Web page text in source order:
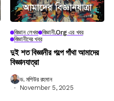
বিজ্ঞান লেখক বিজ্ঞানী.org এর খবর
বিজ্ঞানীদের খবর
দুই শত বিজ্ঞানীর গল্পে গাঁথা আমাদের
বিজ্ঞানযাত্রা
ড. মশিউর রহমান
November 5, 2025